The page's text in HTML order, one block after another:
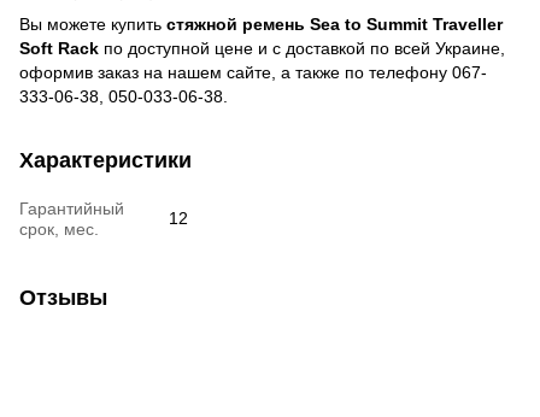
Вы можете купить стяжной ремень Sea to Summit Traveller
Soft Rack по доступной цене и c доставкой по всей Украине,
оформив заказ на нашем сайте, а также по телефону 067-
333-06-38, 050-033-06-38.
Характеристики
Гарантийный
срок, мес.
12
Отзывы